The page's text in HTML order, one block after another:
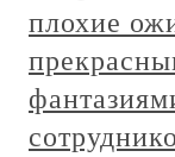
плохие